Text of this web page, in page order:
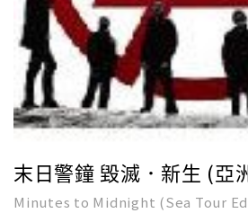
末日警鐘 毀滅．新生 (亞
Minutes to Midnight (Sea Tour